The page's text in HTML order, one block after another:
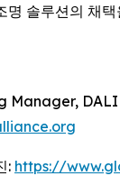
명 솔루션의 채
Manager,
: https://